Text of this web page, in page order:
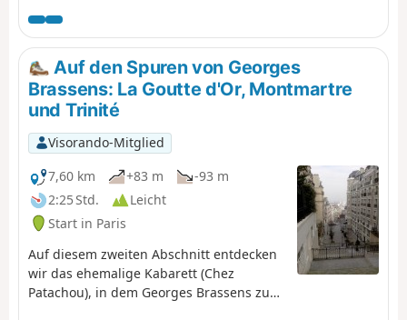
ablesen können! Die Sonnenuhren befinden sich oft in
großer Höhe und sind manchmal durch Bäume verdeckt
... manchmal muss man gut suchen.
Auf den Spuren von Georges
Brassens: La Goutte d'Or, Montmartre
und Trinité
Visorando-Mitglied
7,60 km
+83 m
-93 m
2:25 Std.
Leicht
Start in Paris
Auf diesem zweiten Abschnitt entdecken
wir das ehemalige Kabarett (Chez
Patachou), in dem Georges Brassens zum